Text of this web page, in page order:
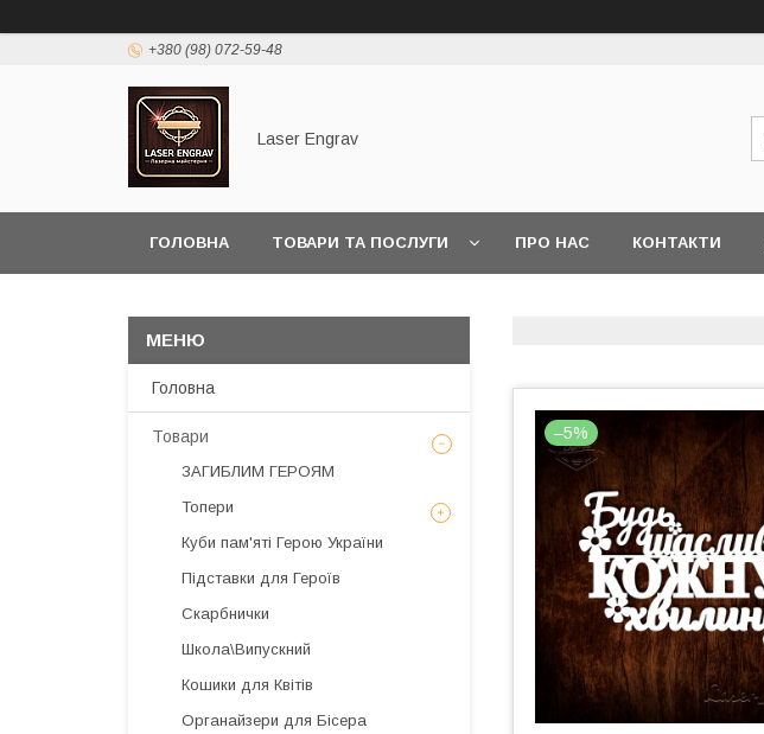
+380 (98) 072-59-48
Laser Engrav
ГОЛОВНА ТОВАРИ ТА ПОСЛУГИ ПРО НАС КОНТАКТИ
–5%
Головна
Товари
ЗАГИБЛИМ ГЕРОЯМ
Топери
Куби пам'яті Герою України
Підставки для Героїв
Скарбнички
Школа\Випускний
Кошики для Квітів
Органайзери для Бісера